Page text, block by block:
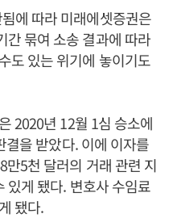
에 따라 미래에셋증권은
간 묶여 소송 결과에 따라
도 있는 위기에 놓이기도
2020년 12월 1심 승소에
을 받았다. 이에 이자를
5천 달러의 거래 관련 지
있게 됐다. 변호사 수임료
됐다.